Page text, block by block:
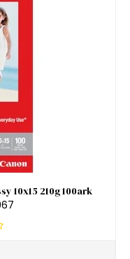
10x15 210g 100ark